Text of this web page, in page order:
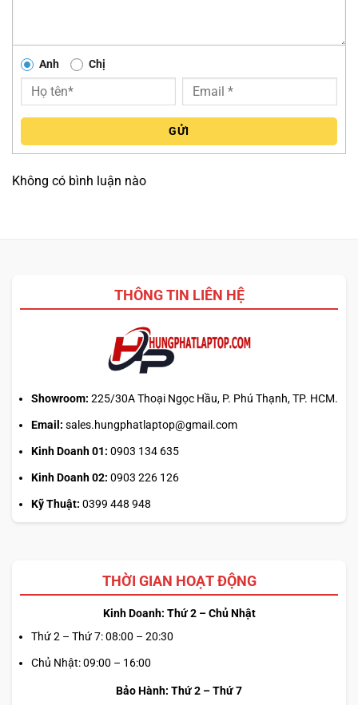
bạn thông qua kết nối điểm-điểm rất an toàn của Dell
Mobile Connect sẽ giúp dữ liệu của bạn không bao giờ bị lộ
qua các kết nối internet không bảo mật.
CỔNG KẾT NỐI
1. SD Card Reader │ 2. USB 2.0 Gen 1 Type-A │ 3. Wedge-
Type-C with Data Transfer (Available only on
configurations with 11th gen processors & NVIDIA
graphics) │ 6. HDMI 1.4* │ 7. RJ45 │ 8. USB 3.2 Gen 1
KÍCH THƯỚC VÀ TRỌNG LƯỢNG
Anh Chị
GỬI
Không có bình luận nào
THÔNG TIN LIÊN HỆ
Showroom: 225/30A Thoại Ngọc Hầu, P. Phú Thạnh, TP. HCM.
Email: sales.hungphatlaptop@gmail.com
Kinh Doanh 01: 0903 134 635
Kinh Doanh 02: 0903 226 126
Kỹ Thuật: 0399 448 948
THỜI GIAN HOẠT ĐỘNG
Kinh Doanh: Thứ 2 – Chủ Nhật
Thứ 2 – Thứ 7: 08:00 – 20:30
Chủ Nhật: 09:00 – 16:00
Bảo Hành: Thứ 2 – Thứ 7